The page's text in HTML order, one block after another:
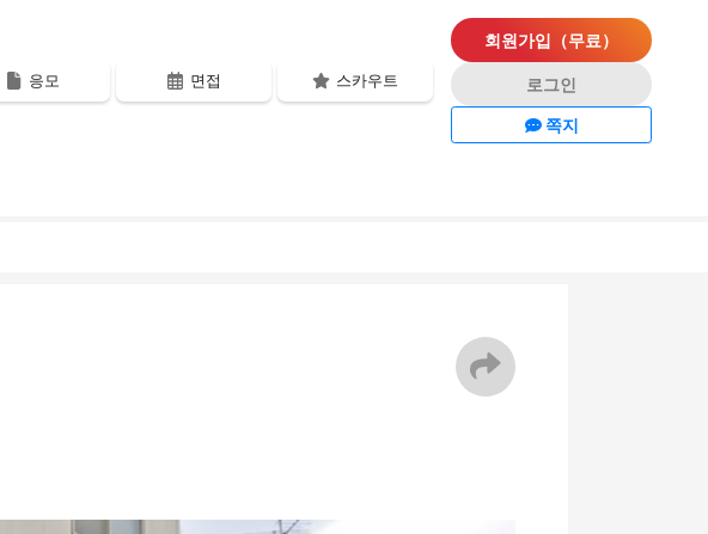
응모 면접 스카우트
회원가입（무료）
로그인
쪽지